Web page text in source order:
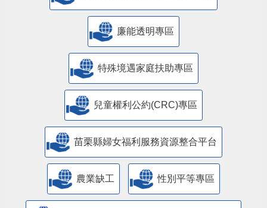
廉能透明專區
特殊境遇家庭扶助專區
兒童權利公約(CRC)專區
苗栗縣婦女福利服務資源整合平台
農業缺工 性別平等專區